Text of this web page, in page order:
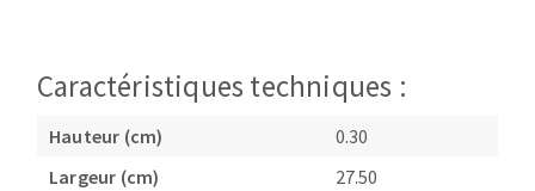
Tronçonneuses
Scies à ruban
Perceuses
Caractéristiques techniques :
Hauteur (cm)
0.30
Largeur (cm)
27.50